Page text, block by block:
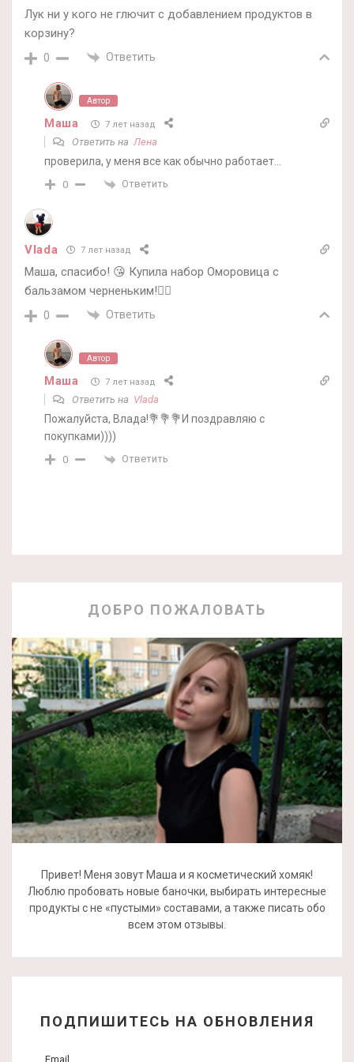
Лук ни у кого не глючит с добавлением продуктов в
корзину?
0 Ответить
Автор
Маша 7 лет назад
Ответить наЛена
проверила, у меня все как обычно работает…
0 Ответить
Vlada 7 лет назад
Маша, спасибо! 😘 Купила набор Оморовица с
бальзамом черненьким!👌🏻
0 Ответить
Автор
Маша 7 лет назад
Ответить на Vlada
Пожалуйста, Влада!💐💐💐И поздравляю с
покупками))))
0 Ответить
ДОБРО ПОЖАЛОВАТЬ
Привет! Меня зовут Маша и я косметический хомяк!
Люблю пробовать новые баночки, выбирать интересные
продукты с не «пустыми» составами, а также писать обо
всем этом отзывы.
ПОДПИШИТЕСЬ НА ОБНОВЛЕНИЯ
Email